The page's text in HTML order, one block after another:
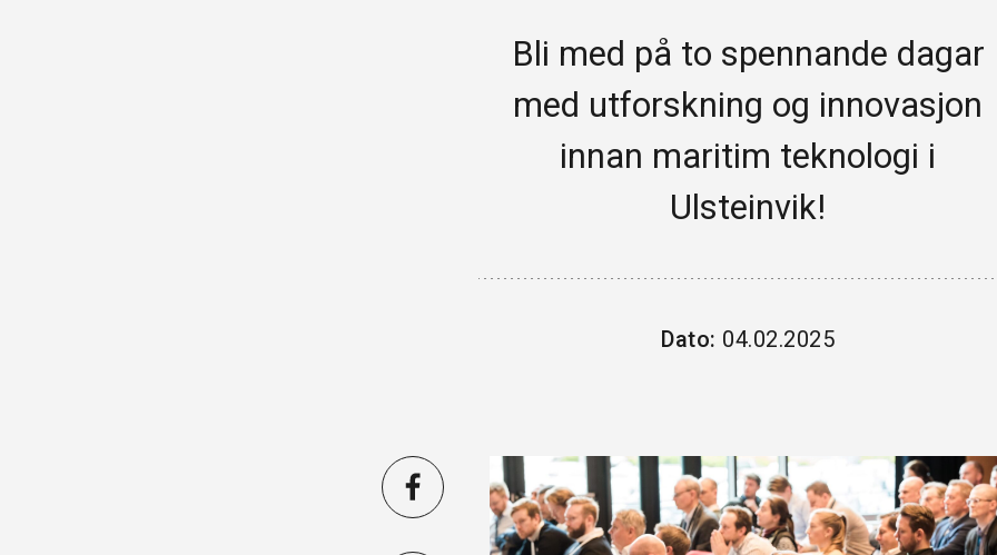
PROFESJONELL TENESTEYTING
REISELIV OG KULTUR
HELSE
SKULE & ORGANISASJONAR
Bli med på to spennande dagar
med utforskning og innovasjon
innan maritim teknologi i
Ulsteinvik!
Dato: 04.02.2025